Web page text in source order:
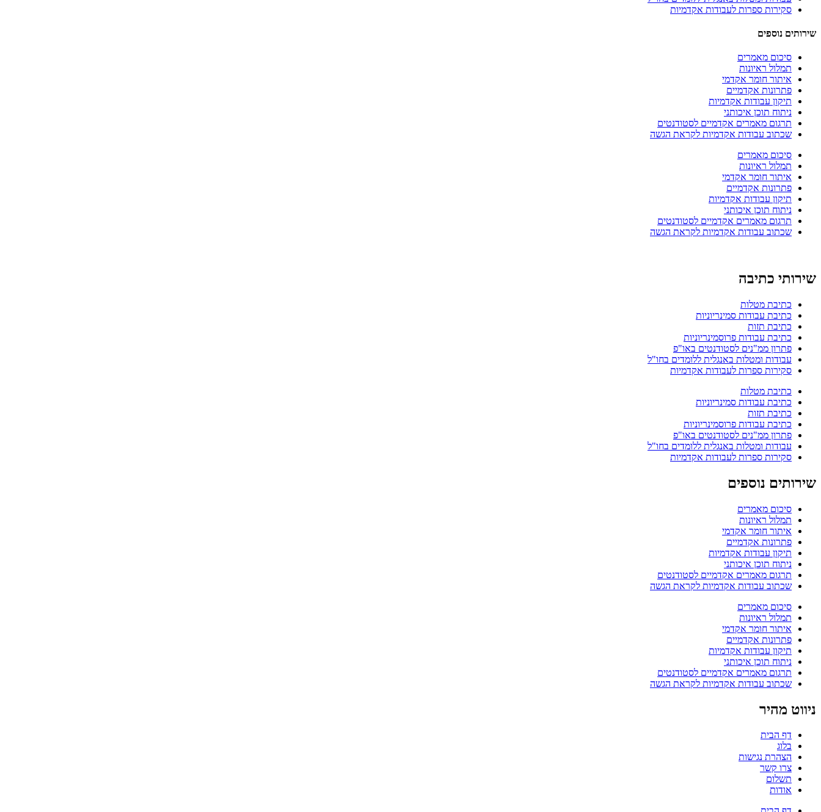
סקירות ספרות לעבודות אקדמיות
שירותים נוספים
סיכום מאמרים
תמלול ראיונות
איתור חומר אקדמי
פתרונות אקדמיים
תיקון עבודות אקדמיות
ניתוח תוכן איכותני
תרגום מאמרים אקדמיים לסטודנטים
שכתוב עבודות אקדמיות לקראת הגשה
סיכום מאמרים
תמלול ראיונות
איתור חומר אקדמי
פתרונות אקדמיים
תיקון עבודות אקדמיות
ניתוח תוכן איכותני
תרגום מאמרים אקדמיים לסטודנטים
שכתוב עבודות אקדמיות לקראת הגשה
שירותי כתיבה
כתיבת מטלות
כתיבת עבודות סמינריוניות
כתיבת תזות
כתיבת עבודות פרוסמינריוניות
פתרון ממ"נים לסטודנטים באו"פ
עבודות ומטלות באנגלית ללומדים בחו"ל
סקירות ספרות לעבודות אקדמיות
כתיבת מטלות
כתיבת עבודות סמינריוניות
כתיבת תזות
כתיבת עבודות פרוסמינריוניות
פתרון ממ"נים לסטודנטים באו"פ
עבודות ומטלות באנגלית ללומדים בחו"ל
סקירות ספרות לעבודות אקדמיות
שירותים נוספים
סיכום מאמרים
תמלול ראיונות
איתור חומר אקדמי
פתרונות אקדמיים
תיקון עבודות אקדמיות
ניתוח תוכן איכותני
תרגום מאמרים אקדמיים לסטודנטים
שכתוב עבודות אקדמיות לקראת הגשה
סיכום מאמרים
תמלול ראיונות
איתור חומר אקדמי
פתרונות אקדמיים
תיקון עבודות אקדמיות
ניתוח תוכן איכותני
תרגום מאמרים אקדמיים לסטודנטים
שכתוב עבודות אקדמיות לקראת הגשה
ניווט מהיר
דף הבית
בלוג
הצהרת נגישות
צרו קשר
תשלום
אודות